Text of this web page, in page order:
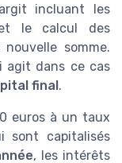
incluant les
et le calcul des
somme.
agit dans ce cas
final.
euros à un taux
sont capitalisés
, les intérêts